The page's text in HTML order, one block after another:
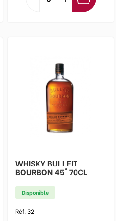
WHISKY BULLEIT
BOURBON 45° 70CL
Disponible
Réf. 32